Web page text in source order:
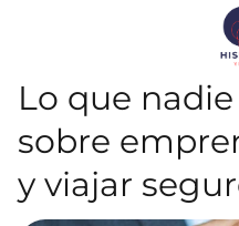
Lo que
sobre
y viajar